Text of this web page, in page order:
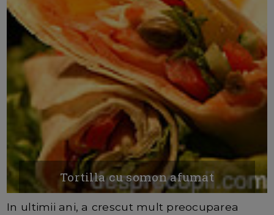
Tortilla cu somon afumat
In ultimii ani, a crescut mult preocuparea